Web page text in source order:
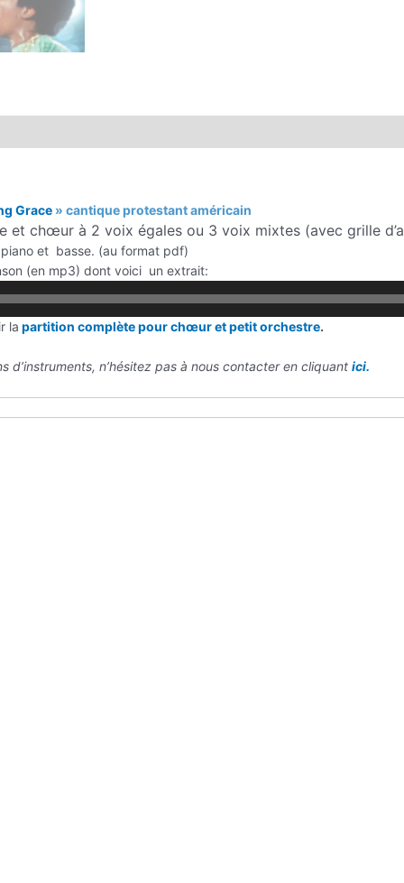
Grace » cantique protestant américain
et chœur à 2 voix égales ou 3 voix mixtes (avec grille
piano et basse. (au format pdf)
(en mp3) dont voici un extrait:
la partition complète pour chœur et petit orchestre.
d’instruments, n’hésitez pas à nous contacter en cliquantici.